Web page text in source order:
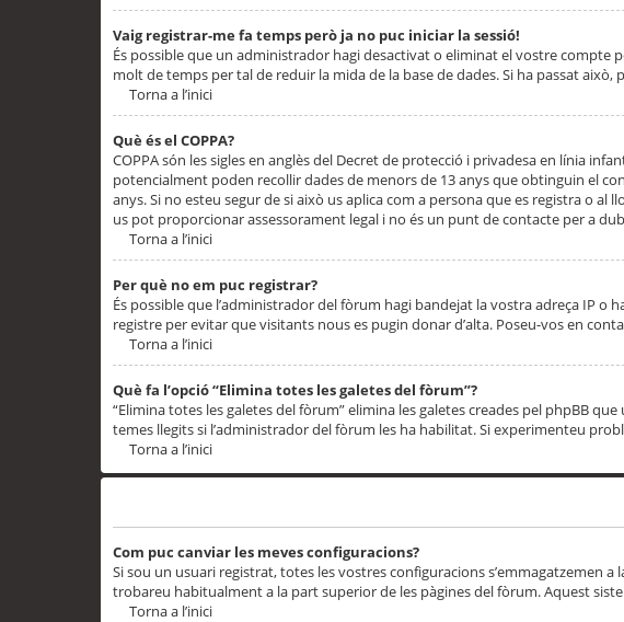
Vaig registrar-me fa temps però ja no puc iniciar la sessió!
És possible que un administrador hagi desactivat o eliminat el vostre compte
molt de temps per tal de reduir la mida de la base de dades. Si ha passat
Torna a l’inici
Què és el COPPA?
COPPA són les sigles en anglès del Decret de protecció i privadesa en línia
potencialment poden recollir dades de menors de 13 anys que obtinguin el
anys. Si no esteu segur de si això us aplica com a persona que es registra o
us pot proporcionar assessorament legal i no és un punt de contacte per a
Torna a l’inici
Per què no em puc registrar?
És possible que l’administrador del fòrum hagi bandejat la vostra adreça IP
registre per evitar que visitants nous es pugin donar d’alta. Poseu-vos en
Torna a l’inici
Què fa l’opció “Elimina totes les galetes del fòrum”?
“Elimina totes les galetes del fòrum” elimina les galetes creades pel phpBB
temes llegits si l’administrador del fòrum les ha habilitat. Si experimenteu
Torna a l’inici
Com puc canviar les meves configuracions?
Si sou un usuari registrat, totes les vostres configuracions s’emmagatzemen
trobareu habitualment a la part superior de les pàgines del fòrum. Aquest
Torna a l’inici